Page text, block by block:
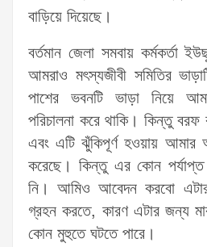
বাড়িয়ে দিয়েছে।
বর্তমান জেলা সমবায় কর্মকর্তা
আমরাও মৎস্যজীবী সমিতির
পাশের ভবনটি ভাড়া নিয়ে
পরিচালনা করে থাকি। কিন্তু
এবং এটি ঝুঁকিপূর্ণ হওয়ায় আমার
করেছে। কিন্তু এর কোন
নি। আমিও আবেদন করবো
গ্রহন করতে, কারণ এটার জন্য
কোন মুহুতে ঘটতে পারে।